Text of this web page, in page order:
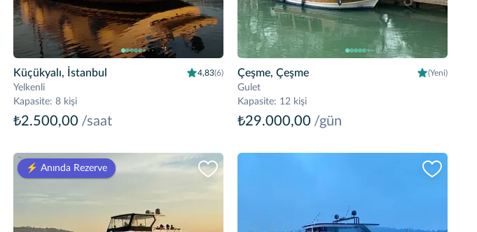
Küçükyalı, İstanbul 4,83(6)
Yelkenli
Kapasite: 8 kişi
₺2.500,00 /saat
Çeşme, Çeşme (Yeni)
Gulet
Kapasite: 12 kişi
₺29.000,00 /gün
⚡️ Anında Rezerve